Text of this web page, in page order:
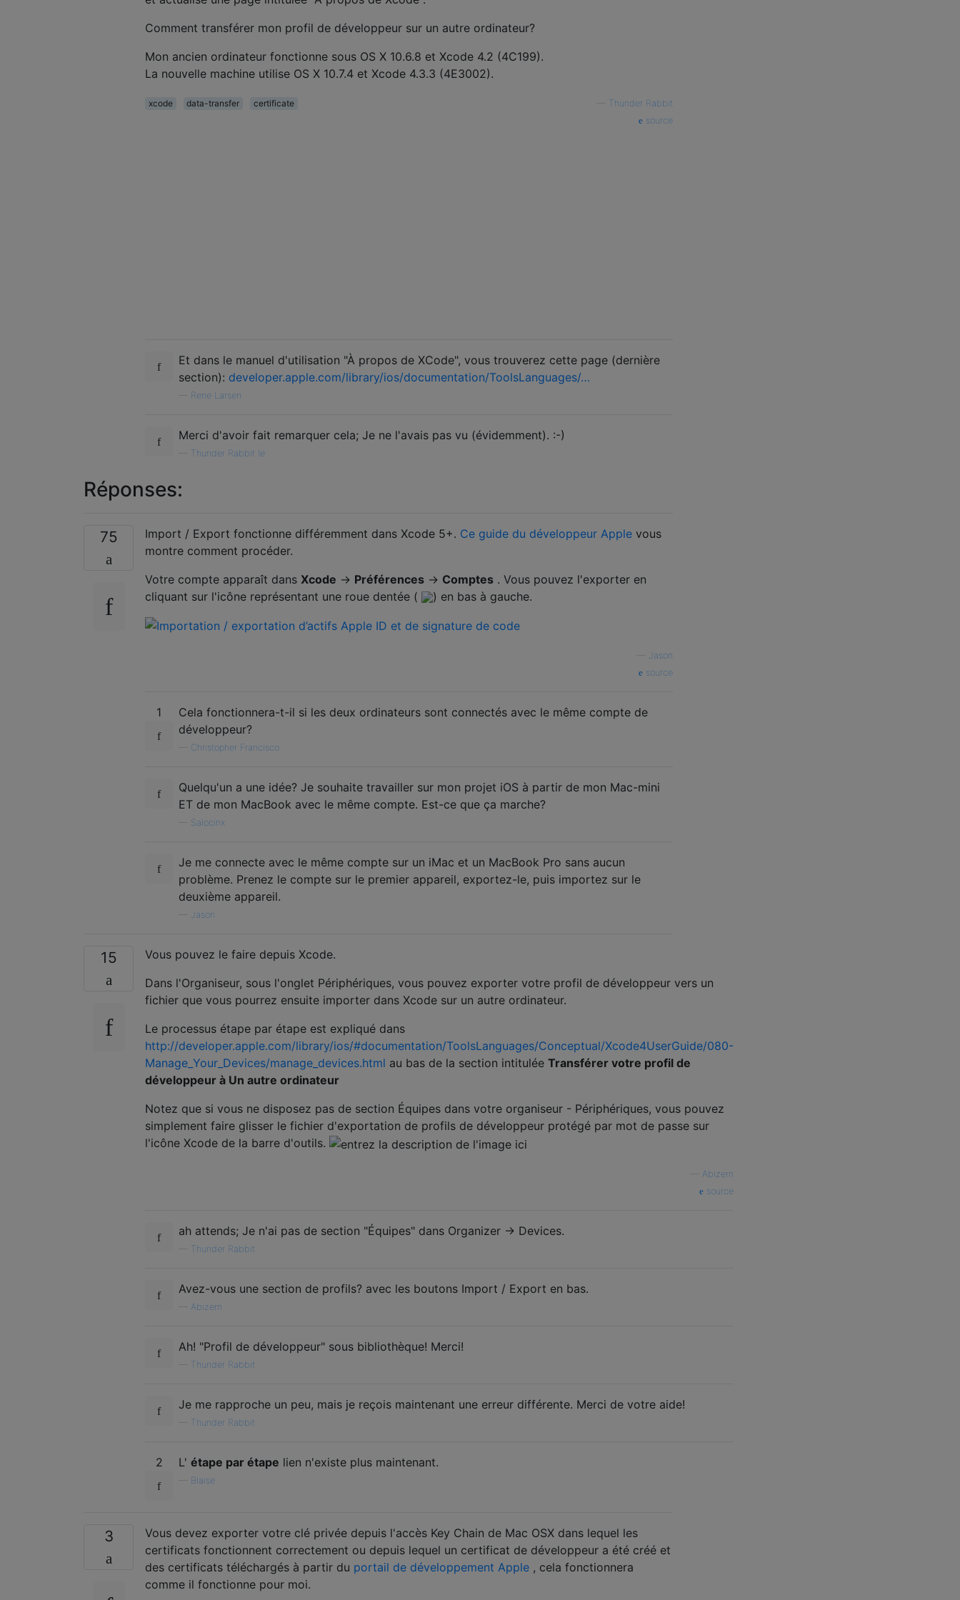
Comment transférer mon profil de développeur sur un autre ordinateur?
Mon ancien ordinateur fonctionne sous OS X 10.6.8 et Xcode 4.2 (4C199).
La nouvelle machine utilise OS X 10.7.4 et Xcode 4.3.3 (4E3002).
xcode data-transfer certificate
Thunder Rabbit
source
Et dans le manuel d'utilisation "À propos de XCode", vous trouverez cette page (dernière
section): developer.apple.com/library/ios/documentation/ToolsLanguages/…
Rene Larsen
Merci d'avoir fait remarquer cela; Je ne l'avais pas vu (évidemment). :-)
Thunder Rabbit le
Réponses:
75 Import / Export fonctionne différemment dans Xcode 5+. Ce guide du développeur Apple vous
montre comment procéder.
Votre compte apparaît dans Xcode → Préférences → Comptes . Vous pouvez l'exporter en
cliquant sur l'icône représentant une roue dentée (
) en bas à gauche.
Jason
source
1
Cela fonctionnera-t-il si les deux ordinateurs sont connectés avec le même compte de
développeur?
Christopher Francisco
Quelqu'un a une idée? Je souhaite travailler sur mon projet iOS à partir de mon Mac-mini
ET de mon MacBook avec le même compte. Est-ce que ça marche?
Salocinx
Je me connecte avec le même compte sur un iMac et un MacBook Pro sans aucun
problème. Prenez le compte sur le premier appareil, exportez-le, puis importez sur le
deuxième appareil.
Jason
15
Vous pouvez le faire depuis Xcode.
Dans l'Organiseur, sous l'onglet Périphériques, vous pouvez exporter votre profil de développeur vers un
fichier que vous pourrez ensuite importer dans Xcode sur un autre ordinateur.
Le processus étape par étape est expliqué dans
http://developer.apple.com/library/ios/#documentation/ToolsLanguages/Conceptual/Xcode4UserGuide/080-
Manage_Your_Devices/manage_devices.html au bas de la section intitulée Transférer votre profil de
développeur à Un autre ordinateur
Notez que si vous ne disposez pas de section Équipes dans votre organiseur - Périphériques, vous pouvez
simplement faire glisser le fichier d'exportation de profils de développeur protégé par mot de passe sur
l'icône Xcode de la barre d'outils.
Abizern
source
ah attends; Je n'ai pas de section "Équipes" dans Organizer -> Devices.
Thunder Rabbit
Avez-vous une section de profils? avec les boutons Import / Export en bas.
Abizern
Ah! "Profil de développeur" sous bibliothèque! Merci!
Thunder Rabbit
Je me rapproche un peu, mais je reçois maintenant une erreur différente. Merci de votre aide!
Thunder Rabbit
2 L' étape par étape lien n'existe plus maintenant.
Blaise
3
Vous devez exporter votre clé privée depuis l'accès Key Chain de Mac OSX dans lequel les
certificats fonctionnent correctement ou depuis lequel un certificat de développeur a été créé et
des certificats téléchargés à partir du portail de développement Apple , cela fonctionnera
comme il fonctionne pour moi.